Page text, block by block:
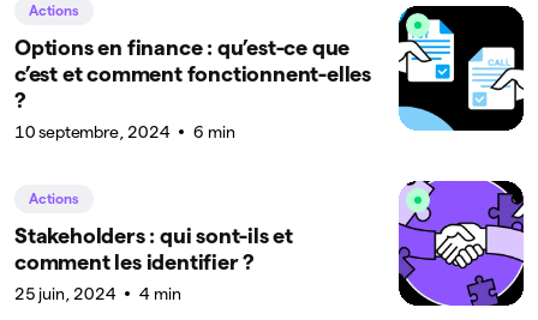
Actions
Options en finance : qu’est-ce que
c’est et comment fonctionnent-elles
?
10 septembre, 2024 6 min
Actions
Stakeholders : qui sont-ils et
comment les identifier ?
25 juin, 2024 4 min